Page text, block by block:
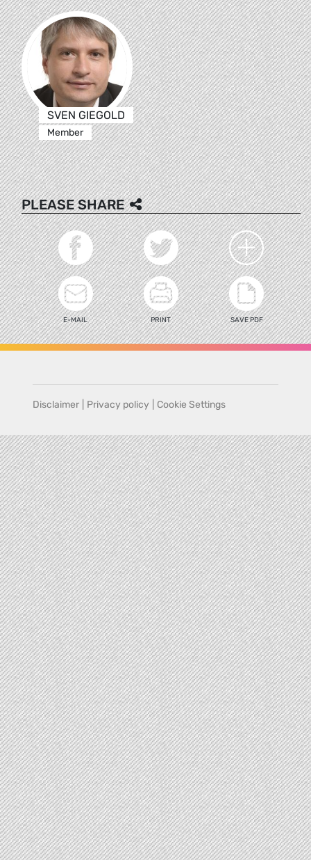
SVEN GIEGOLD
Member
PLEASE SHARE
E-MAIL PRINT SAVE PDF
Disclaimer Privacy policy Cookie Settings